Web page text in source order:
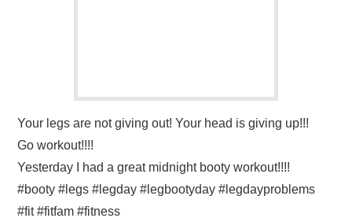
Your legs are not giving out! Your head is giving up!!!
Go workout!!!!
Yesterday I had a great midnight booty workout!!!!
#booty #legs #legday #legbootyday #legdayproblems
#fit #fitfam #fitness